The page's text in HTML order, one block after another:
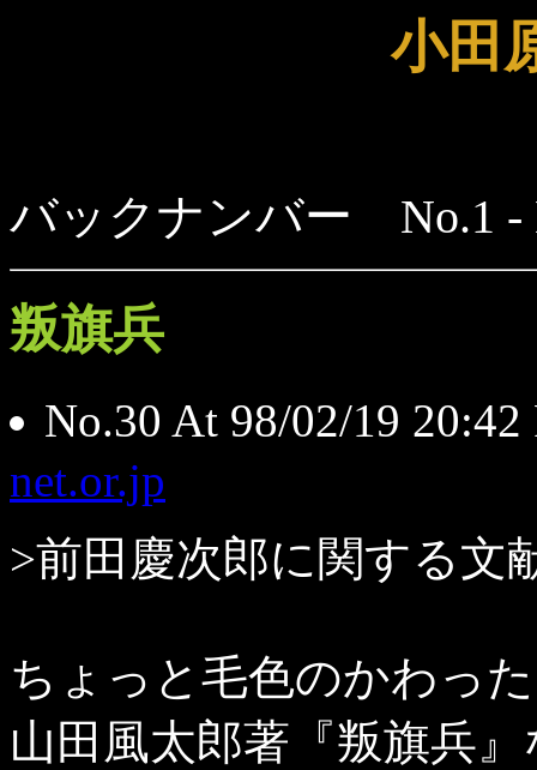
小田
バックナンバー No.1 -
叛旗兵
No.30 At 98/02/19
net.or.jp
>前田慶次郎に関する文
ちょっと毛色のかわっ
山田風太郎著『叛旗兵